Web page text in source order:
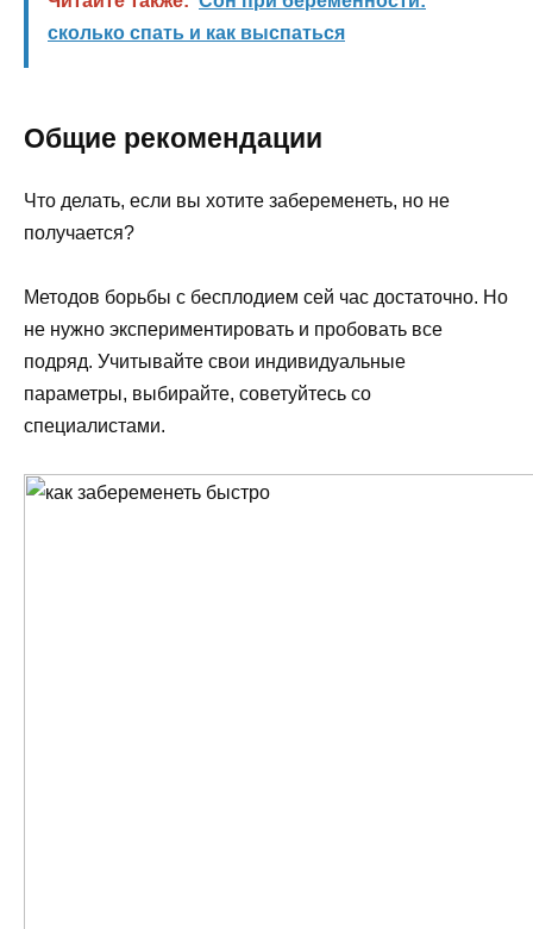
сколько спать и как выспаться
Общие рекомендации
Что делать, если вы хотите забеременеть, но не
получается?
Методов борьбы с бесплодием сей час достаточно. Но
не нужно экспериментировать и пробовать все
подряд. Учитывайте свои индивидуальные
параметры, выбирайте, советуйтесь со
специалистами.